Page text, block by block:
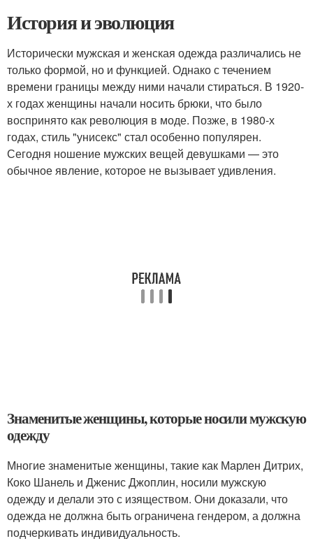
История и эволюция
Исторически мужская и женская одежда различались не
только формой, но и функцией. Однако с течением
времени границы между ними начали стираться. В 1920-
х годах женщины начали носить брюки, что было
воспринято как революция в моде. Позже, в 1980-х
годах, стиль "унисекс" стал особенно популярен.
Сегодня ношение мужских вещей девушками — это
обычное явление, которое не вызывает удивления.
Знаменитые женщины, которые носили мужскую
одежду
Многие знаменитые женщины, такие как Марлен Дитрих,
Коко Шанель и Дженис Джоплин, носили мужскую
одежду и делали это с изяществом. Они доказали, что
одежда не должна быть ограничена гендером, а должна
подчеркивать индивидуальность.